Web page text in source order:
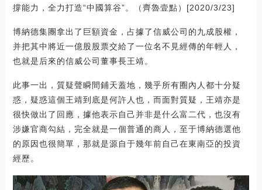
撐能力，全力打造“中國算谷”。（齊魯壹點）[2020/3/23]
博納德集團拿出了巨額資金，占據了信威公司的九成股權，
并把其中將近一億股股票交給了一位名不見經傳的年輕人，
也就是后來的信威公司董事長王靖。
此事一出，質疑聲瞬間鋪天蓋地，幾乎所有圈內人都十分疑
惑，疑惑這個王靖到底是何許人也，而面對質疑，王靖亦是
很快做出了回應，據他表示自己并非是什么富二代，也沒有
涉嫌官商勾結，完全就是一個普通的商人，至于博納德選他
的原因也很簡單，那就是源自于幾年前自己在東南亞的投資
經歷。